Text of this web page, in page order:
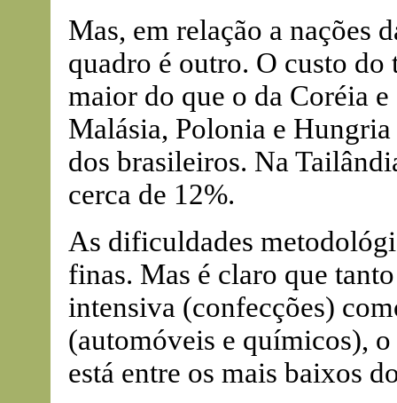
Mas, em relação a nações
quadro é outro. O custo
maior do que o da Coréia
Malásia, Polonia e
dos brasileiros. Na
cerca de 12%.
As dificuldades
finas. Mas é claro que
intensiva (confecções)
(automóveis e químicos),
está entre os mais baixos